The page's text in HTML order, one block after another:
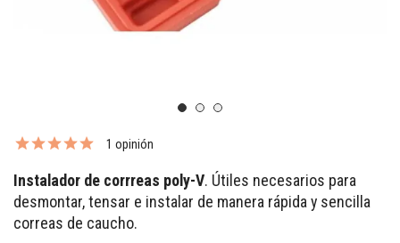
1 opinión
Instalador de corrreas poly-V. Útiles necesarios para
desmontar, tensar e instalar de manera rápida y sencilla
correas de caucho.